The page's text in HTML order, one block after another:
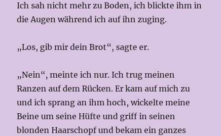
Ich sah nicht mehr zu Boden, ich blickte ihm in
die Augen während ich auf ihn zuging.
„Los, gib mir dein Brot“, sagte er.
„Nein“, meinte ich nur. Ich trug meinen
Ranzen auf dem Rücken. Er kam auf mich zu
und ich sprang an ihm hoch, wickelte meine
Beine um seine Hüfte und griff in seinen
blonden Haarschopf und bekam ein ganzes